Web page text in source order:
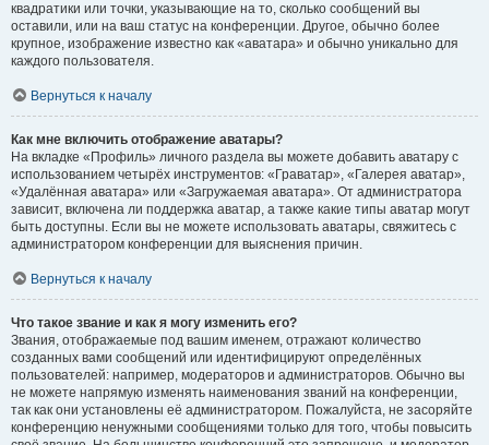
квадратики или точки, указывающие на то, сколько сообщений вы
оставили, или на ваш статус на конференции. Другое, обычно более
крупное, изображение известно как «аватара» и обычно уникально для
каждого пользователя.
Вернуться к началу
Как мне включить отображение аватары?
На вкладке «Профиль» личного раздела вы можете добавить аватару с
использованием четырёх инструментов: «Граватар», «Галерея аватар»,
«Удалённая аватара» или «Загружаемая аватара». От администратора
зависит, включена ли поддержка аватар, а также какие типы аватар могут
быть доступны. Если вы не можете использовать аватары, свяжитесь с
администратором конференции для выяснения причин.
Вернуться к началу
Что такое звание и как я могу изменить его?
Звания, отображаемые под вашим именем, отражают количество
созданных вами сообщений или идентифицируют определённых
пользователей: например, модераторов и администраторов. Обычно вы
не можете напрямую изменять наименования званий на конференции,
так как они установлены её администратором. Пожалуйста, не засоряйте
конференцию ненужными сообщениями только для того, чтобы повысить